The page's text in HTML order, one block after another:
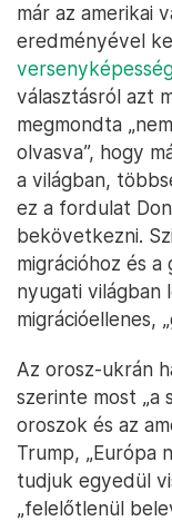
már az amerikai
eredményével
választásról azt
megmondta
olvasva”, hogy
a világban,
ez a fordulat
bekövetkezni.
migrációhoz és
nyugati világban
migrációellenes,
Az orosz-ukrán
szerinte most „a
oroszok és az
Trump, „Európa
tudjuk egyedül
„felelőtlenül